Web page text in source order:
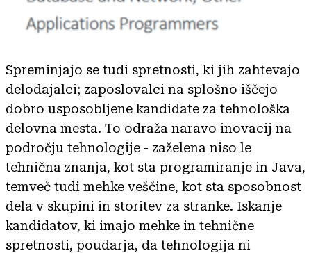
Spreminjajo se tudi spretnosti, ki jih zahtevajo
delodajalci; zaposlovalci na splošno iščejo
dobro usposobljene kandidate za tehnološka
delovna mesta. To odraža naravo inovacij na
področju tehnologije - zaželena niso le
tehnična znanja, kot sta programiranje in Java,
temveč tudi mehke veščine, kot sta sposobnost
dela v skupini in storitev za stranke. Iskanje
kandidatov, ki imajo mehke in tehnične
spretnosti, poudarja, da tehnologija ni